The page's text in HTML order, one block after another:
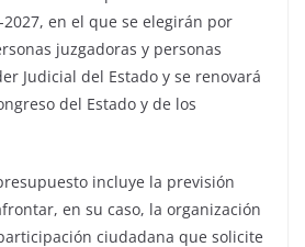
en el que se elegirán por
juzgadoras y personas
Judicial del Estado y se renovará
del Estado y de los
incluye la previsión
en su caso, la organización
ciudadana que solicite